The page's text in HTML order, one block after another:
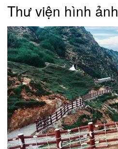
Thư viện hình ảnh